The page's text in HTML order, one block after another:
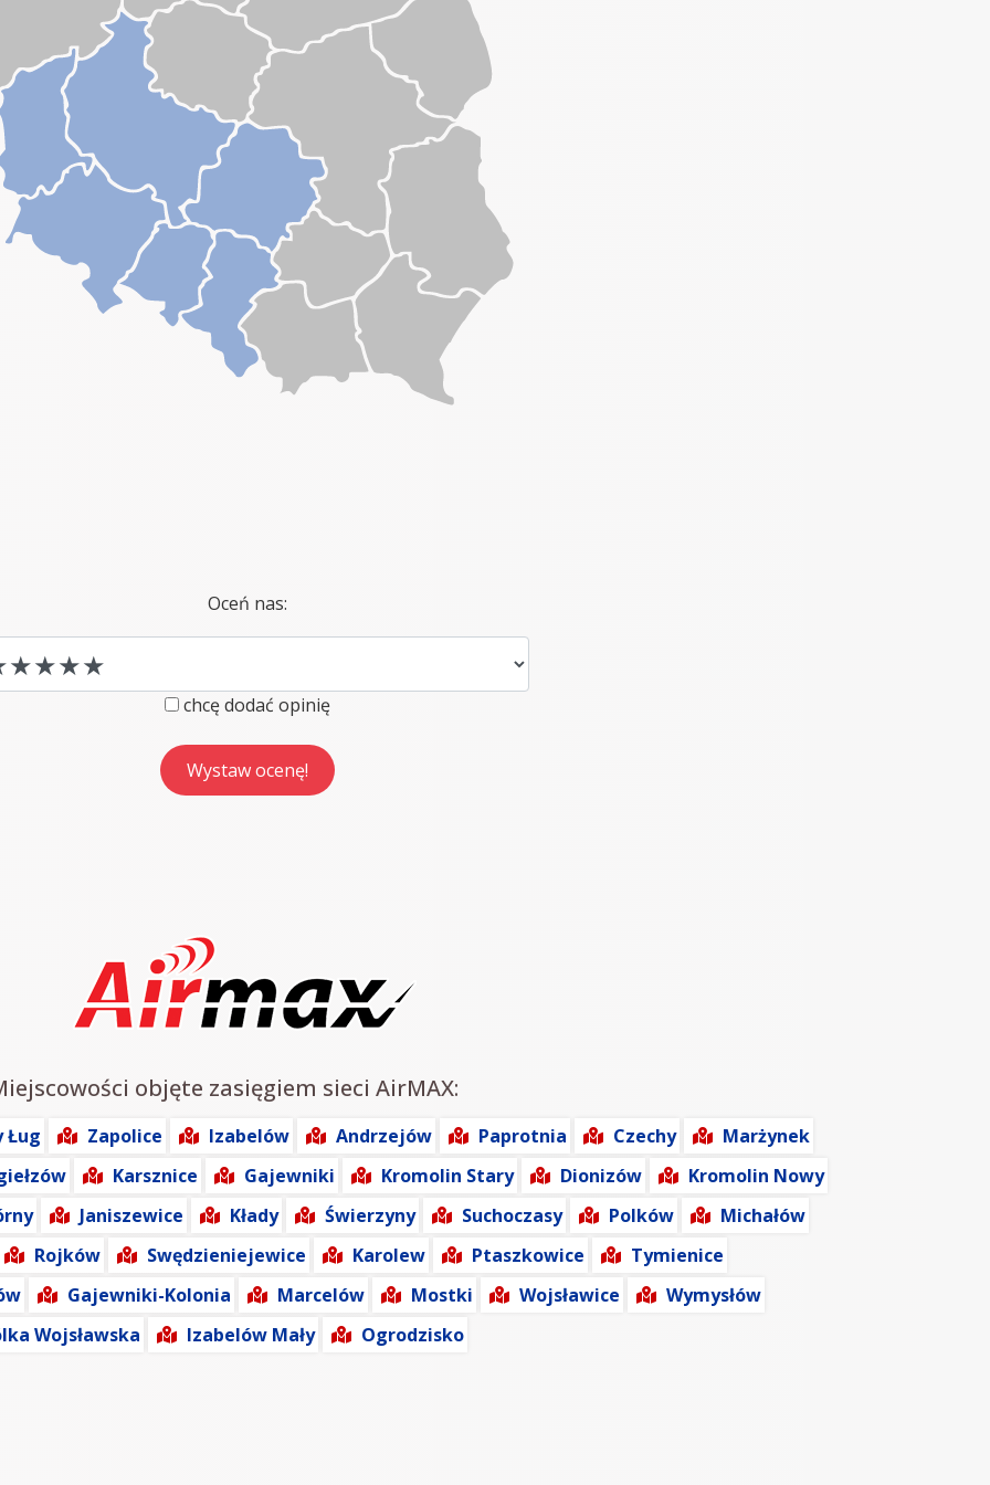
Oceń nas:
chcę dodać opinię
objęte zasięgiem sieci AirMAX:
Ług Zapolice Izabelów Andrzejów Paprotnia Czechy
Marżynek
Karsznice Gajewniki Kromolin Stary Dionizów
Kromolin Nowy
Janiszewice Kłady Świerzyny Suchoczasy Polków
Michałów
Rojków
Swędzieniejewice Karolew Ptaszkowice
Tymienice
Gajewniki-Kolonia Marcelów Mostki Wojsławice
Wymysłów
Wojsławska
Izabelów Mały Ogrodzisko